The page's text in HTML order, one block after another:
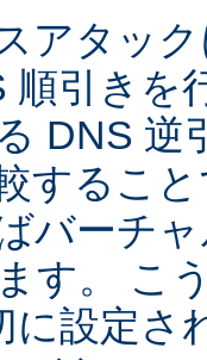
アタッ
順引きを
DNS
するこ
バーチ
す。 こ
に設定さ